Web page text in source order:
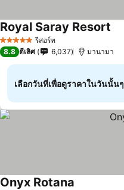
5 ดาว รีสอร์ท
Royal Saray Resort
8.8 ดีเลิศ 6,037 มานามา
เลือกวันที่เพื่อดูราคาในวันนั้นๆ
Onyx Rotana